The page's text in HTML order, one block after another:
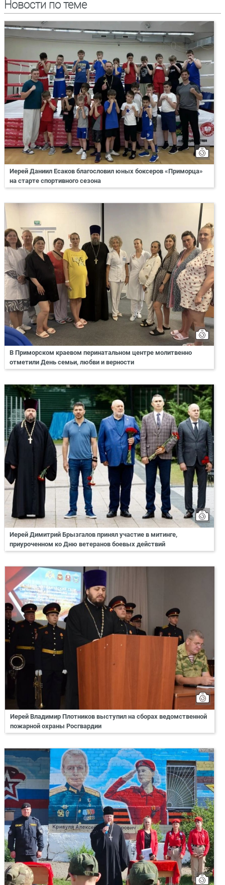
Новости по теме
Иерей Даниил Есаков благословил юных боксеров «Приморца»
на старте спортивного сезона
В Приморском краевом перинатальном центре молитвенно
отметили День семьи, любви и верности
Иерей Димитрий Брызгалов принял участие в митинге,
приуроченном ко Дню ветеранов боевых действий
Иерей Владимир Плотников выступил на сборах ведомственной
пожарной охраны Росгвардии